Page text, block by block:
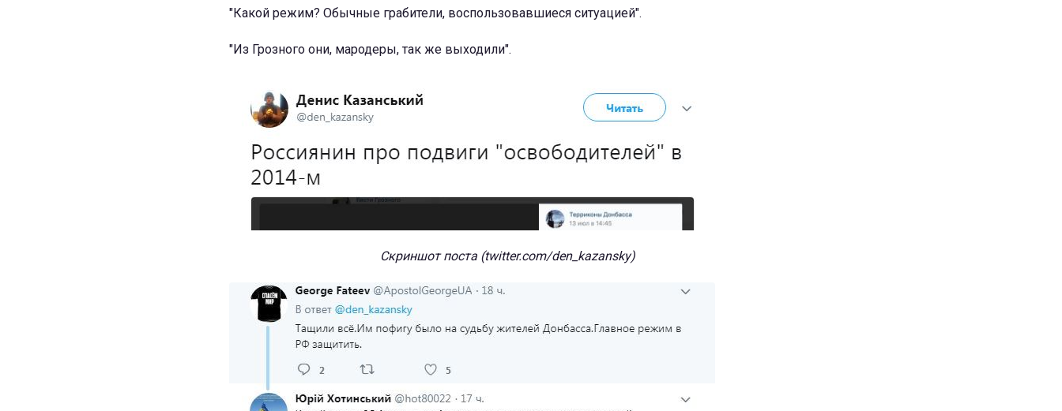
"Какой режим? Обычные грабители, воспользовавшиеся ситуацией".
"Из Грозного они, мародеры, так же выходили".
Скриншот поста (twitter.com/den_kazansky)